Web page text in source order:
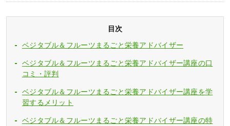
目次
ベジタブル＆フルーツまるごと栄養アドバイザー
ベジタブル＆フルーツまるごと栄養アドバイザー講座の口
コミ・評判
ベジタブル＆フルーツまるごと栄養アドバイザー講座を学
習するメリット
ベジタブル＆フルーツまるごと栄養アドバイザー講座の特